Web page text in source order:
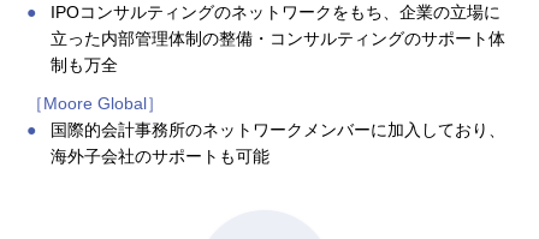
IPOコンサルティングのネットワークをもち、企業の立場に
立った内部管理体制の整備・コンサルティングのサポート体
制も万全
［Moore Global］
国際的会計事務所のネットワークメンバーに加入しており、
海外子会社のサポートも可能